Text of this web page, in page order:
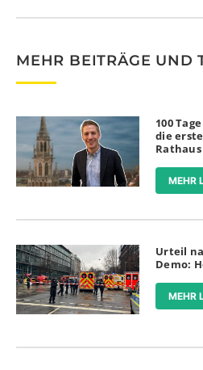
MEHR BEITRÄGE UND
100
die
MEHR
Urteil
Demo:
MEHR